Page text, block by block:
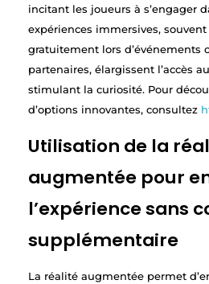
incitant les joueurs à s’engager
expériences immersives, souvent
gratuitement lors d’événements
partenaires, élargissent l’accès
stimulant la curiosité. Pour
d’options innovantes, consultez
Utilisation de la
augmentée pour
l’expérience sans
supplémentaire
La réalité augmentée permet